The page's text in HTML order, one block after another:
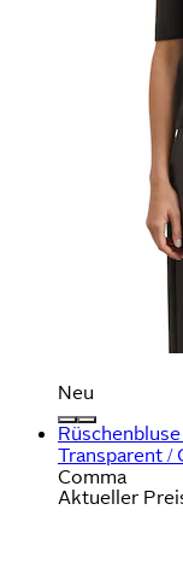
Neu
Transparent /
Comma
Aktueller